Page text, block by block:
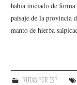
había iniciado de
paisaje de la provincia
manto de hierba
RUTAS POR ESP